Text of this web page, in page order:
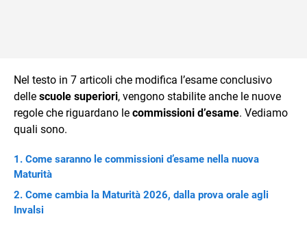
Nel testo in 7 articoli che modifica l’esame conclusivo
delle scuole superiori, vengono stabilite anche le nuove
regole che riguardano le commissioni d’esame. Vediamo
quali sono.
Come saranno le commissioni d’esame nella nuova
Maturità
Come cambia la Maturità 2026, dalla prova orale agli
Invalsi